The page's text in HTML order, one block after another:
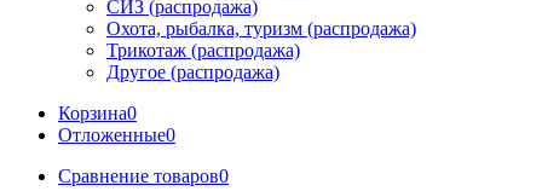
СИЗ (распродажа)
Охота, рыбалка, туризм (распродажа)
Трикотаж (распродажа)
Другое (распродажа)
Корзина0
Отложенные0
Сравнение товаров0